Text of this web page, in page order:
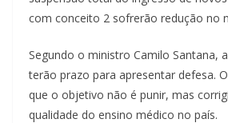
com conceito 2 sofrerão redução no
Segundo o ministro Camilo Santana,
terão prazo para apresentar defesa.
que o objetivo não é punir, mas
qualidade do ensino médico no país.